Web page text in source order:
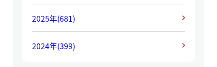
2025年(681)
2024年(399)